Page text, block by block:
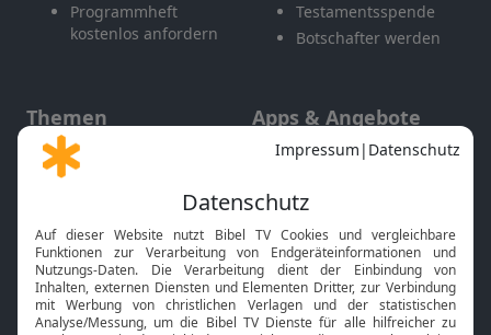
Programmheft
kostenlos anfordern
Testamentsspende
Botschafter werden
Themen
Gott und Bibel erklärt
Neuigkeiten
Apps & Angebote
Mobile App
Smart TV
HbbTV
Bibelthek Online-Bibel
Nächster Gottesdienst